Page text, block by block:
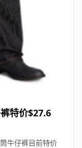
特价$27.6
牛仔裤目前特价